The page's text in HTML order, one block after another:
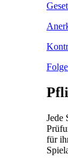
Jede
für